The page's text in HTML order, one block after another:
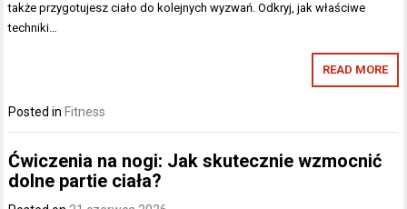
także przygotujesz ciało do kolejnych wyzwań. Odkryj, jak właściwe
techniki…
READ MORE
Posted in Fitness
Ćwiczenia na nogi: Jak skutecznie wzmocnić
dolne partie ciała?